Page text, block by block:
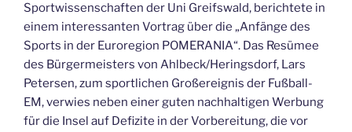
Sportwissenschaften der Uni Greifswald, berichtete in
einem interessanten Vortrag über die „Anfänge des
Sports in der Euroregion POMERANIA“. Das Resümee
des Bürgermeisters von Ahlbeck/Heringsdorf, Lars
Petersen, zum sportlichen Großereignis der Fußball-
EM, verwies neben einer guten nachhaltigen Werbung
für die Insel auf Defizite in der Vorbereitung, die vor